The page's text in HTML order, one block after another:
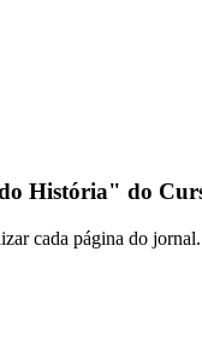
História" do
cada página do jornal.